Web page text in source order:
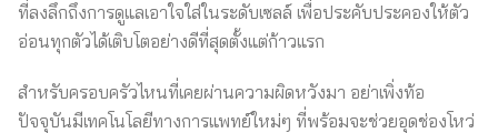
ที่ลงลึกถึงการดูแลเอาใจใส่ในระดับเซลล์ เพื่อประคับประคองให้ตัว
อ่อนทุกตัวได้เติบโตอย่างดีที่สุดตั้งแต่ก้าวแรก
สำหรับครอบครัวไหนที่เคยผ่านความผิดหวังมา อย่าเพิ่งท้อ
ปัจจุบันมีเทคโนโลยีทางการแพทย์ใหม่ๆ ที่พร้อมจะช่วยอุดช่องโหว่